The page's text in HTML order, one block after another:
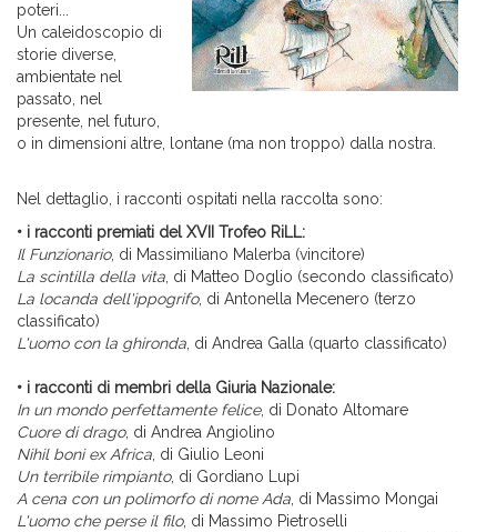
poteri...
Un caleidoscopio di
storie diverse,
ambientate nel
passato, nel
presente, nel futuro,
o in dimensioni altre, lontane (ma non troppo) dalla nostra.
Nel dettaglio, i racconti ospitati nella raccolta sono:
• i racconti premiati del XVII Trofeo RiLL:
Il Funzionario, di Massimiliano Malerba (vincitore)
La scintilla della vita , di Matteo Doglio (secondo classificato)
La locanda dell'ippogrifo, di Antonella Mecenero (terzo
classificato)
L'uomo con la ghironda , di Andrea Galla (quarto classificato)
• i racconti di membri della Giuria Nazionale:
In un mondo perfettamente felice, di Donato Altomare
Cuore di drago, di Andrea Angiolino
Nihil boni ex Africa , di Giulio Leoni
Un terribile rimpianto, di Gordiano Lupi
A cena con un polimorfo di nome Ada , di Massimo Mongai
L'uomo che perse il filo, di Massimo Pietroselli